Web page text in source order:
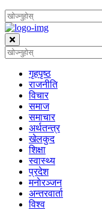
गृहपृष्‍ठ
राजनीति
विचार
समाज
समाचार
अर्थतन्त्र
खेलकुद
शिक्षा
स्वास्थ्य
प्रदेश
मनाेरञ्जन
अन्तरवार्ता
विश्व